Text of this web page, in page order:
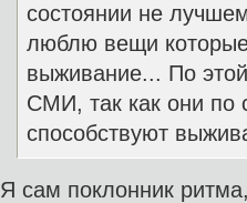
состоянии не
люблю вещи
выживание... По
СМИ, так как они по
способствуют
Я сам поклонник